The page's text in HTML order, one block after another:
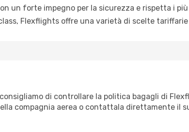
un forte impegno per la sicurezza e rispetta i
Flexflights offre una varietà di scelte
di controllare la politica bagagli di
compagnia aerea o contattala direttamente il